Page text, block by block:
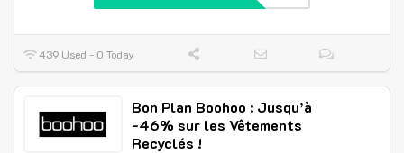
439 Used - 0 Today
Bon Plan Boohoo : Jusqu’à
-46% sur les Vêtements
Recyclés !